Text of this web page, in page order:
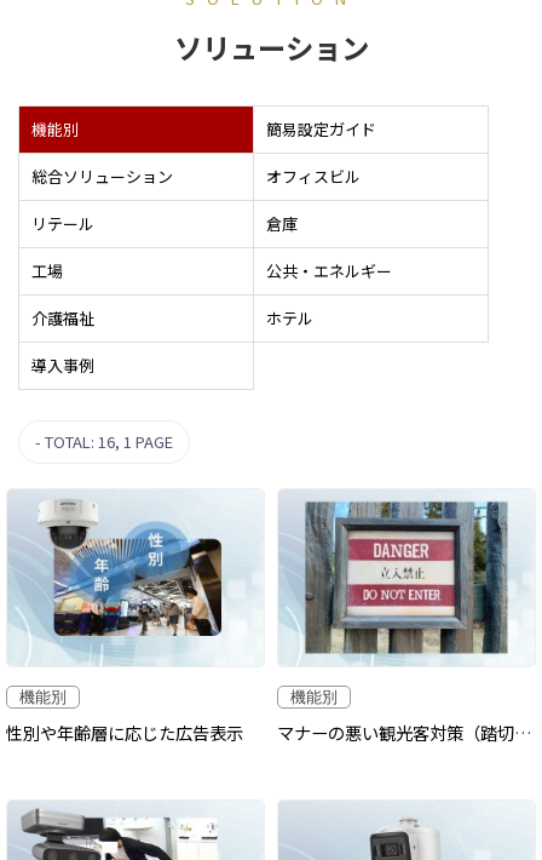
ソリューション
機能別 簡易設定ガイド
総合ソリューション オフィスビル
リテール 倉庫
工場 公共・エネルギー
介護福祉 ホテル
導入事例
TOTAL: 16, 1 PAGE
機能別
性別や年齢層に応じた広告表示
機能別
マナーの悪い観光客対策（踏切や私有地への侵入対策）